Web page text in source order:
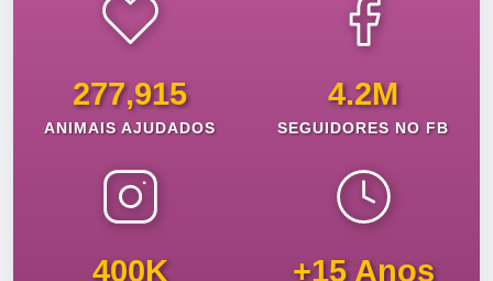
277,915
ANIMAIS AJUDADOS
4.2M
SEGUIDORES NO FB
400K +15 Anos